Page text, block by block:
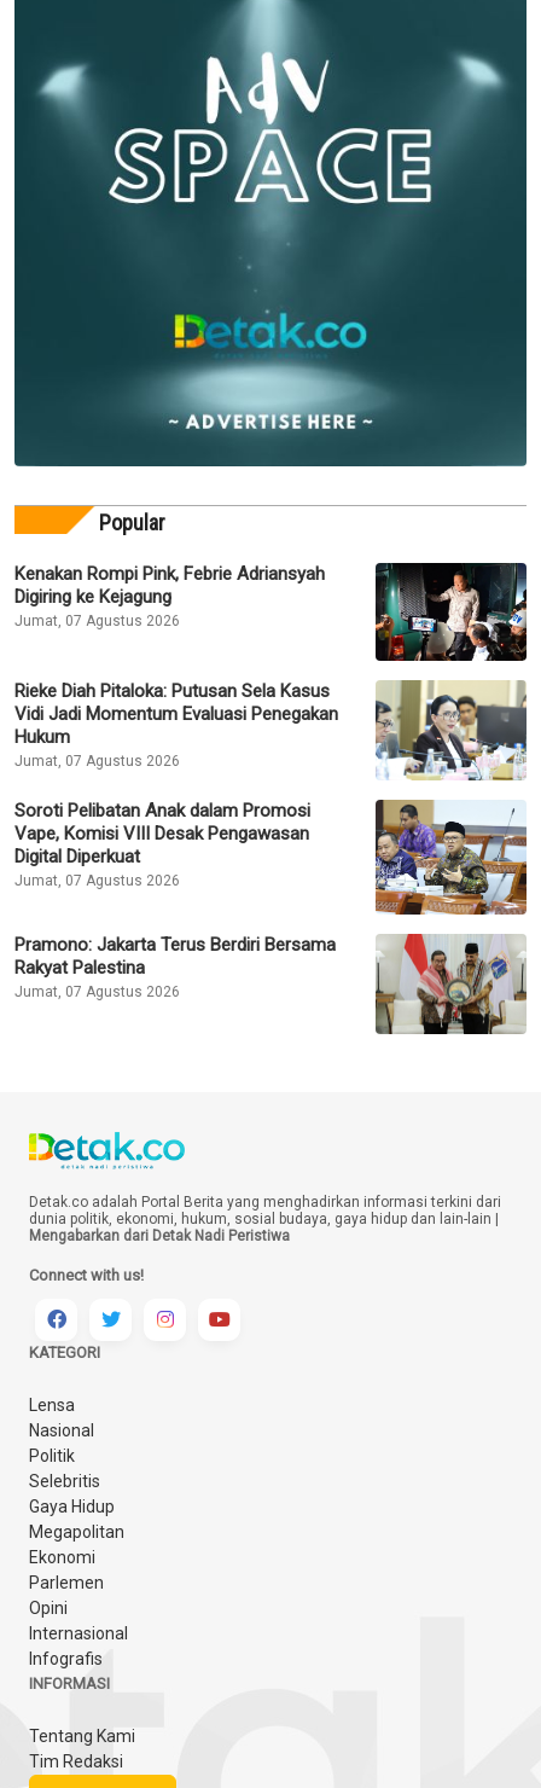
Popular
Kenakan Rompi Pink, Febrie Adriansyah
Digiring ke Kejagung
Jumat, 07 Agustus 2026
Rieke Diah Pitaloka: Putusan Sela Kasus
Vidi Jadi Momentum Evaluasi Penegakan
Hukum
Jumat, 07 Agustus 2026
Soroti Pelibatan Anak dalam Promosi
Vape, Komisi VIII Desak Pengawasan
Digital Diperkuat
Jumat, 07 Agustus 2026
Pramono: Jakarta Terus Berdiri Bersama
Rakyat Palestina
Jumat, 07 Agustus 2026
Detak.co adalah Portal Berita yang menghadirkan informasi terkini dari
dunia politik, ekonomi, hukum, sosial budaya, gaya hidup dan lain-lain |
Mengabarkan dari Detak Nadi Peristiwa
Connect with us!
KATEGORI
Lensa
Nasional
Politik
Selebritis
Gaya Hidup
Megapolitan
Ekonomi
Parlemen
Opini
Internasional
Infografis
INFORMASI
Tentang Kami
Tim Redaksi